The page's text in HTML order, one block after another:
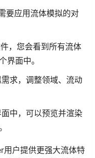
要应用流体模拟的对
，您会看到所有流体
界面中。
求，调整领域、流动
中，可以预览并渲染
用户提供更强大流体特